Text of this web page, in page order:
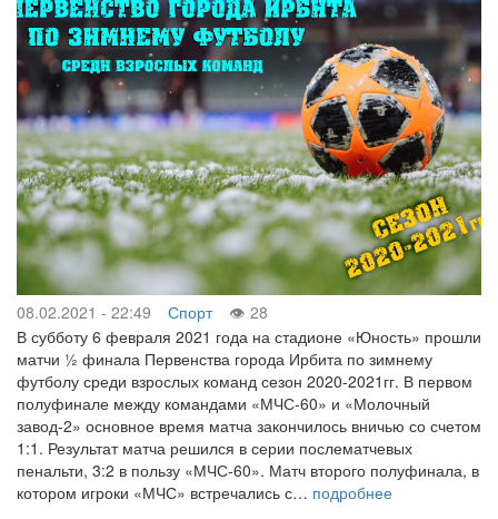
08.02.2021 - 22:49 Спорт
28
В субботу 6 февраля 2021 года на стадионе «Юность» прошли
матчи ½ финала Первенства города Ирбита по зимнему
футболу среди взрослых команд сезон 2020-2021гг. В первом
полуфинале между командами «МЧС-60» и «Молочный
завод-2» основное время матча закончилось вничью со счетом
1:1. Результат матча решился в серии послематчевых
пенальти, 3:2 в пользу «МЧС-60». Матч второго полуфинала, в
котором игроки «МЧС» встречались с… подробнее